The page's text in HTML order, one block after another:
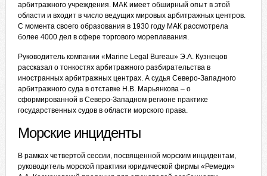
арбитражного учреждения. МАК имеет обширный опыт в этой
области и входит в число ведущих мировых арбитражных центров.
С момента своего образования в 1930 году МАК рассмотрела
более 4000 дел в сфере торгового мореплавания.
Руководитель компании «Marine Legal Bureau» Э.А. Кузнецов
рассказал о тонкостях арбитражного разбирательства в
иностранных арбитражных центрах. А судья Северо-Западного
арбитражного суда в отставке Н.В. Марьянкова – о
сформированной в Северо-Западном регионе практике
государственных судов в области морского права.
Морские инциденты
В рамках четвертой сессии, посвященной морским инцидентам,
руководитель морской практики юридической фирмы «Ремеди»